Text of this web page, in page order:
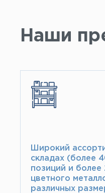
Наши
Широкий
складах (более
позиций и
цветного
различных